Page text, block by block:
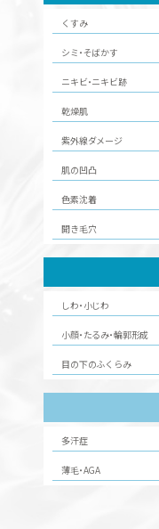
くすみ
シミ・そばかす
ニキビ・ニキビ跡
乾燥肌
紫外線ダメージ
肌の凹凸
色素沈着
開き毛穴
しわ・小じわ
小顔・たるみ・輪郭形成
目の下のふくらみ
多汗症
薄毛・AGA